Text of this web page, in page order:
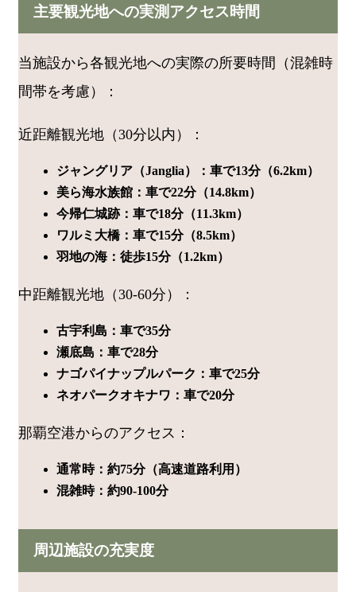
主要観光地への実測アクセス時間
当施設から各観光地への実際の所要時間（混雑時
間帯を考慮）：
近距離観光地（30分以内）：
ジャングリア（Janglia）：車で13分（6.2km）
美ら海水族館：車で22分（14.8km）
今帰仁城跡：車で18分（11.3km）
ワルミ大橋：車で15分（8.5km）
羽地の海：徒歩15分（1.2km）
中距離観光地（30-60分）：
古宇利島：車で35分
瀬底島：車で28分
ナゴパイナップルパーク：車で25分
ネオパークオキナワ：車で20分
那覇空港からのアクセス：
通常時：約75分（高速道路利用）
混雑時：約90-100分
周辺施設の充実度